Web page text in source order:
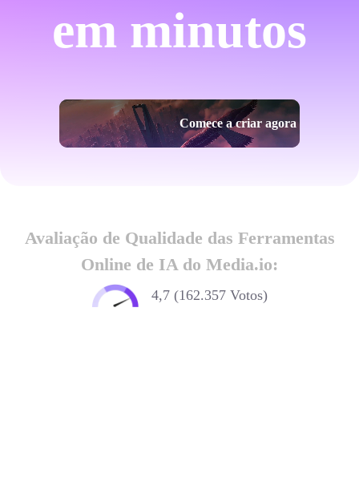
em minutos
Comece a criar agora
Avaliação de Qualidade das Ferramentas
Online de IA do Media.io:
4,7 (162.357 Votos)